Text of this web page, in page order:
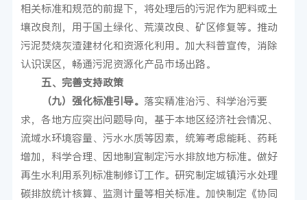
相关标准和规范的前提下，将处理后的污泥作为肥料或土
壤改良剂，用于国土绿化、荒漠改良、矿区修复等。推动
污泥焚烧灰渣建材化和资源化利用。加大科普宣传，消除
认识误区，畅通污泥资源化产品市场出路。
五、完善支持政策
（九）强化标准引导。 落实精准治污、科学治污要
求，各地方应突出问题导向，基于本地区经济社会情况、
流域水环境容量、污水水质等因素，统筹考虑能耗、药耗
增加，科学合理、因地制宜制定污水排放地方标准。做好
再生水利用系列标准制修订工作。研究制定城镇污水处理
碳排放统计核算、监测计量等相关标准。加快制定《协同